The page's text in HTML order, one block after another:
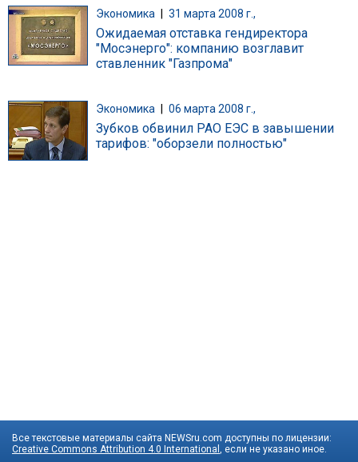
Экономика | 31 марта 2008 г.,
Ожидаемая отставка гендиректора
"Мосэнерго": компанию возглавит
ставленник "Газпрома"
Экономика 06 марта 2008 г.,
Зубков обвинил РАО ЕЭС в завышении
тарифов: "оборзели полностью"
Все текстовые материалы сайта NEWSru.com доступны по лицензии:
Creative Commons Attribution 4.0 International , если не указано иное.